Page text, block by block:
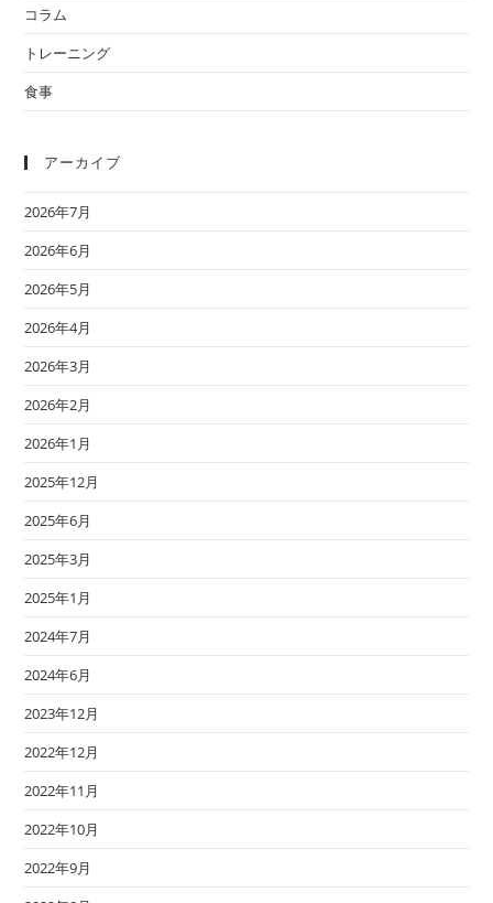
コラム
トレーニング
食事
アーカイブ
2026年7月
2026年6月
2026年5月
2026年4月
2026年3月
2026年2月
2026年1月
2025年12月
2025年6月
2025年3月
2025年1月
2024年7月
2024年6月
2023年12月
2022年12月
2022年11月
2022年10月
2022年9月